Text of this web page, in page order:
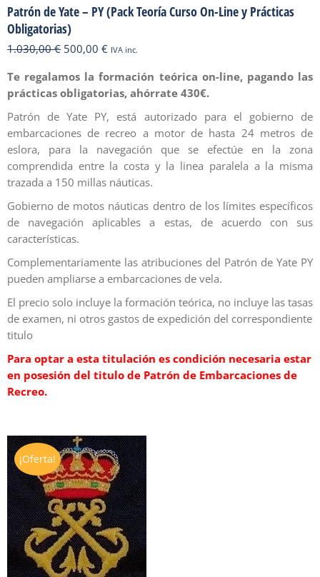
Patrón de Yate – PY (Pack Teoría Curso On-Line y Prácticas
Obligatorias)
1.030,00€ El
original
era:
1.030,00 €.
500,00 €El
actual
es:
500,00 €.
IVA inc.
Te regalamos la formación teórica on-line, pagando las
prácticas obligatorias, ahórrate 430€.
Patrón de Yate PY, está autorizado para el gobierno de
embarcaciones de recreo a motor de hasta 24 metros de
eslora, para la navegación que se efectúe en la zona
comprendida entre la costa y la linea paralela a la misma
trazada a 150 millas náuticas.
Gobierno de motos náuticas dentro de los límites específicos
de navegación aplicables a estas, de acuerdo con sus
características.
Complementariamente las atribuciones del Patrón de Yate PY
pueden ampliarse a embarcaciones de vela.
El precio solo incluye la formación teórica, no incluye las tasas
de examen, ni otros gastos de expedición del correspondiente
titulo
Para optar a esta titulación es condición necesaria estar
en posesión del titulo de Patrón de Embarcaciones de
Recreo.
¡Oferta!